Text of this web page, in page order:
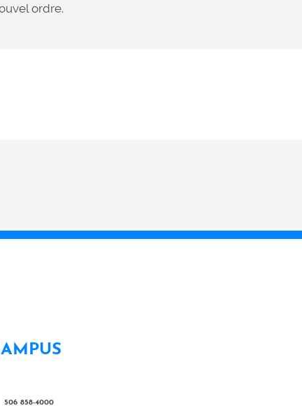
ordre.
506 858-4000